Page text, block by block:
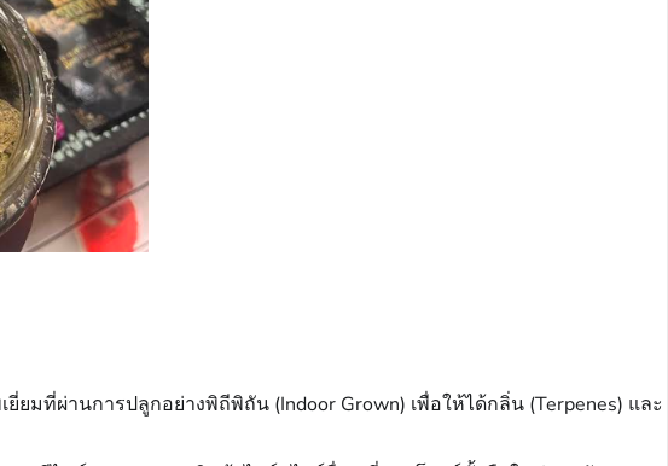
มที่ผ่านการปลูกอย่างพิถีพิถัน (Indoor Grown) เพื่อให้ได้กลิ่น (Terpenes) และ